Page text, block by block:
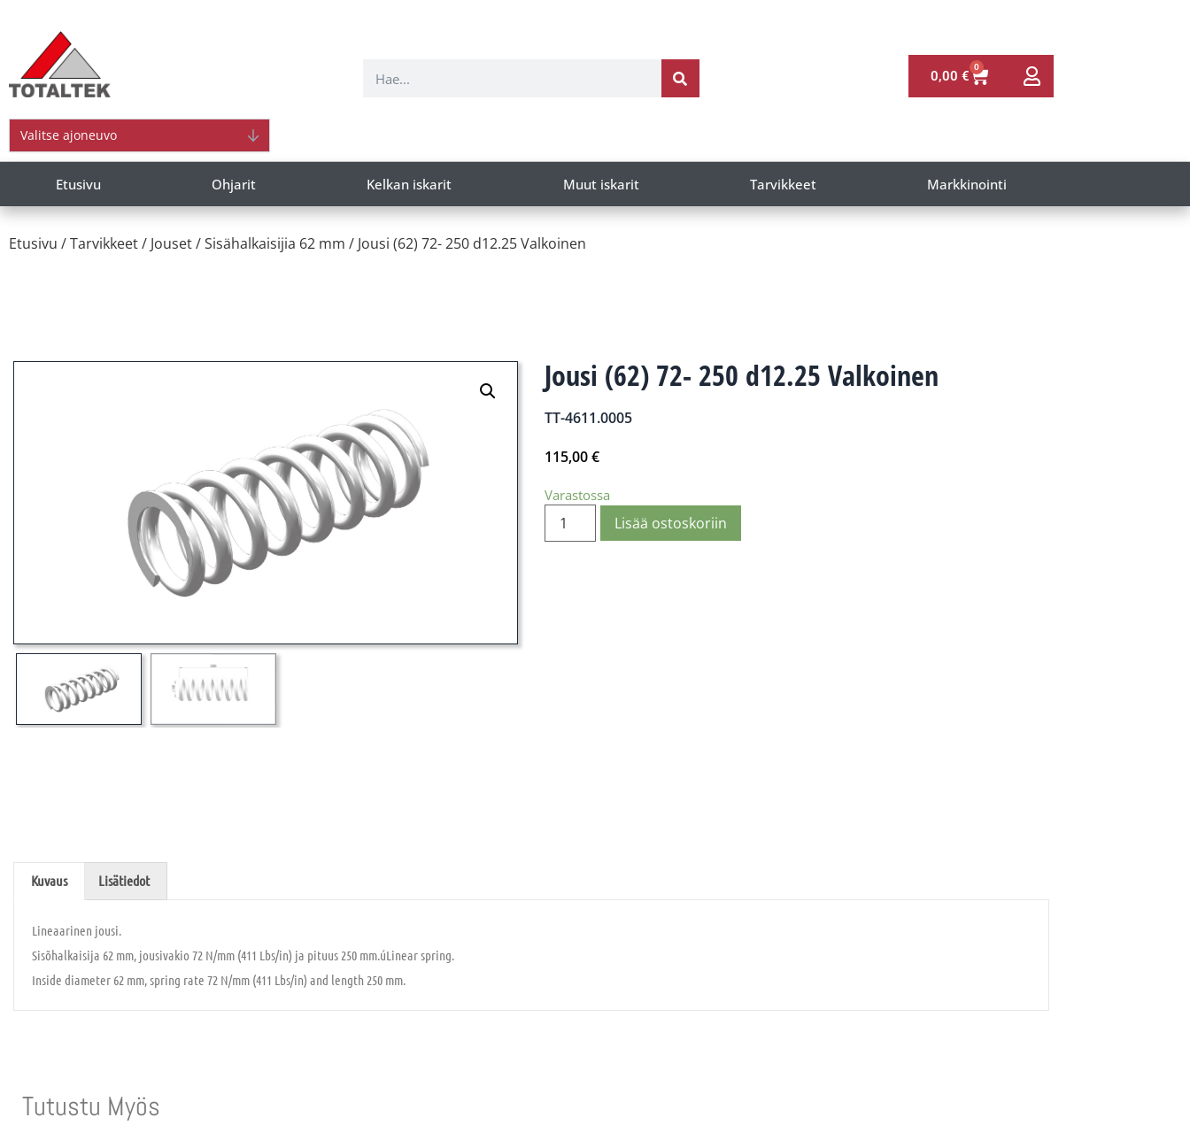
0,00 €
0
Valitse ajoneuvo
Etusivu Ohjarit Kelkan iskarit Muut iskarit Tarvikkeet Markkinointi
Etusivu /Tarvikkeet/ Jouset/Sisähalkaisijia 62 mm / Jousi (62) 72- 250 d12.25 Valkoinen
Jousi (62) 72- 250 d12.25 Valkoinen
TT-4611.0005
115,00€
Varastossa
Lisää ostoskoriin
Kuvaus Lisätiedot
Lineaarinen jousi.
Sisõhalkaisija 62 mm, jousivakio 72 N/mm (411 Lbs/in) ja pituus 250 mm.úLinear spring.
Inside diameter 62 mm, spring rate 72 N/mm (411 Lbs/in) and length 250 mm.
Tutustu Myös